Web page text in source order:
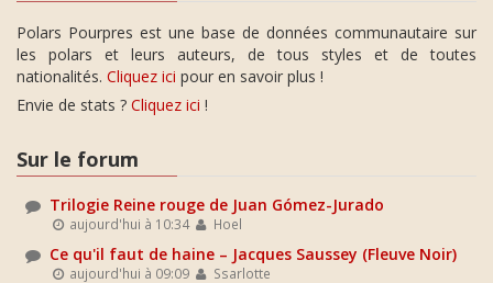
Polars Pourpres est une base de données communautaire sur
les polars et leurs auteurs, de tous styles et de toutes
nationalités. Cliquez ici pour en savoir plus !
Envie de stats ? Cliquez ici !
Sur le forum
Trilogie Reine rouge de Juan Gómez-Jurado
aujourd'hui à 10:34 Hoel
Ce qu'il faut de haine – Jacques Saussey (Fleuve Noir)
aujourd'hui à 09:09 Ssarlotte